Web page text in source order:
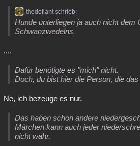
thedefiant schrieb:
Hunde unterliegen ja auch nicht dem
Schwanzwedelns.
....
Dafür benötigte es "mich" nicht.
Doch, du bist hier die Person, die das
Ne, ich bezeuge es nur.
Das haben schon andere
Märchen kann auch jeder
nicht wahr.